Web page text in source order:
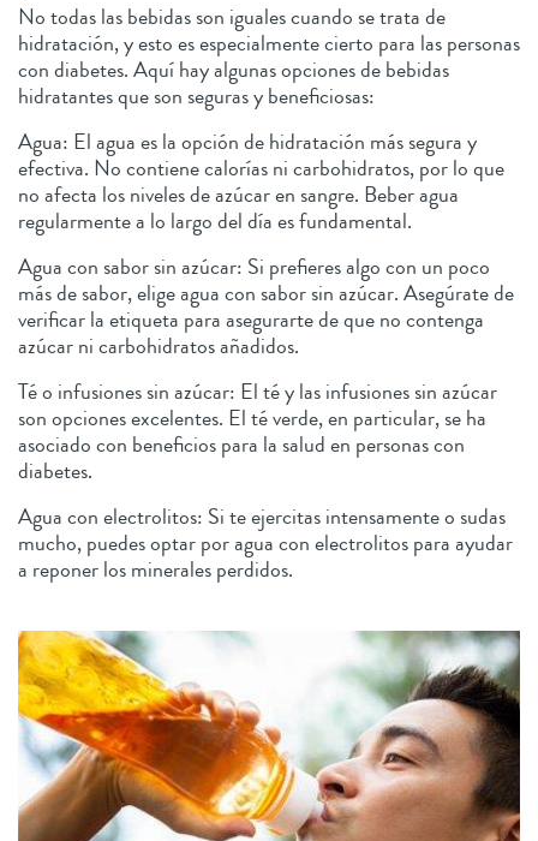
No todas las bebidas son iguales cuando se trata de
hidratación, y esto es especialmente cierto para las personas
con diabetes. Aquí hay algunas opciones de bebidas
hidratantes que son seguras y beneficiosas:
Agua: El agua es la opción de hidratación más segura y
efectiva. No contiene calorías ni carbohidratos, por lo que
no afecta los niveles de azúcar en sangre. Beber agua
regularmente a lo largo del día es fundamental.
Agua con sabor sin azúcar: Si prefieres algo con un poco
más de sabor, elige agua con sabor sin azúcar. Asegúrate de
verificar la etiqueta para asegurarte de que no contenga
azúcar ni carbohidratos añadidos.
Té o infusiones sin azúcar: El té y las infusiones sin azúcar
son opciones excelentes. El té verde, en particular, se ha
asociado con beneficios para la salud en personas con
diabetes.
Agua con electrolitos: Si te ejercitas intensamente o sudas
mucho, puedes optar por agua con electrolitos para ayudar
a reponer los minerales perdidos.